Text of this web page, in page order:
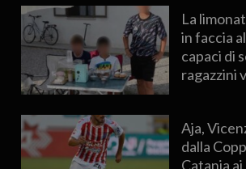
La
in faccia
capaci di
ragazzini
Aja,
dalla
Catania